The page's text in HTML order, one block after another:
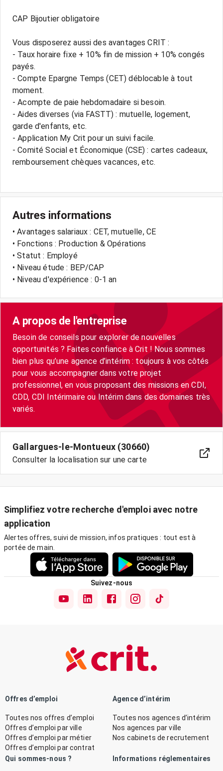
CAP Bijoutier obligatoire
Vous disposerez aussi des avantages CRIT :
- Taux horaire fixe + 10% fin de mission + 10% congés
payés.
- Compte Epargne Temps (CET) déblocable à tout
moment.
- Acompte de paie hebdomadaire si besoin.
- Aides diverses (via FASTT) : mutuelle, logement,
garde d'enfants, etc.
- Application My Crit pour un suivi facile.
- Comité Social et Économique (CSE) : cartes cadeaux,
remboursement chèques vacances, etc.
Autres informations
• Avantages salariaux : CET, mutuelle, CE
• Fonctions : Production & Opérations
• Statut : Employé
• Niveau étude : BEP/CAP
• Niveau d'expérience : 0-1 an
A propos de l'entreprise
Besoin de conseils pour explorer de nouvelles
opportunités ? Faites confiance à Crit ! Nous sommes
bien plus qu’une agence d’intérim : toujours à vos côtés
pour vous accompagner dans votre projet
professionnel, en vous proposant des missions en CDI,
CDD, CDI Intérimaire ou Intérim dans des domaines très
Gallargues-le-Montueux (30660)
Consulter la localisation sur une carte
Simplifiez votre recherche d'emploi avec notre
application
Alertes offres, suivi de mission, infos pratiques : tout est à
portée de main.
Suivez-nous
Offres d’emploi
Toutes nos offres d’emploi
Offres d’emploi par ville
Offres d’emploi par métier
Offres d’emploi par contrat
Agence d’intérim
Toutes nos agences d’intérim
Nos agences par ville
Nos cabinets de recrutement
Qui sommes-nous ? Informations réglementaires